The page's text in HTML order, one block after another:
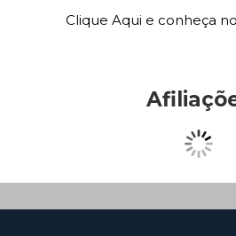
Clique Aqui e conheça